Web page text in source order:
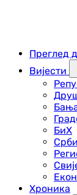
Преглед
Вијести
БиХ
Хроника